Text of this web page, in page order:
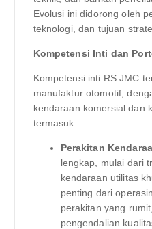
Evolusi ini didorong oleh
teknologi, dan tujuan
Kompetensi Inti dan
Kompetensi inti RS JMC
manufaktur otomotif,
kendaraan komersial dan
termasuk:
Perakitan
lengkap, mulai dari
kendaraan utilitas
penting dari
perakitan yang
pengendalian